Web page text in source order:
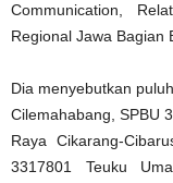
Communication,
Regional Jawa Bagian
Dia menyebutkan
Cilemahabang, SPBU
Raya Cikarang-
3317801 Teuku